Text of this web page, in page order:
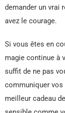
demander un vrai
avez le courage.
Si vous êtes en
magie continue à
suffit de ne pas
communiquer
meilleur cadeau